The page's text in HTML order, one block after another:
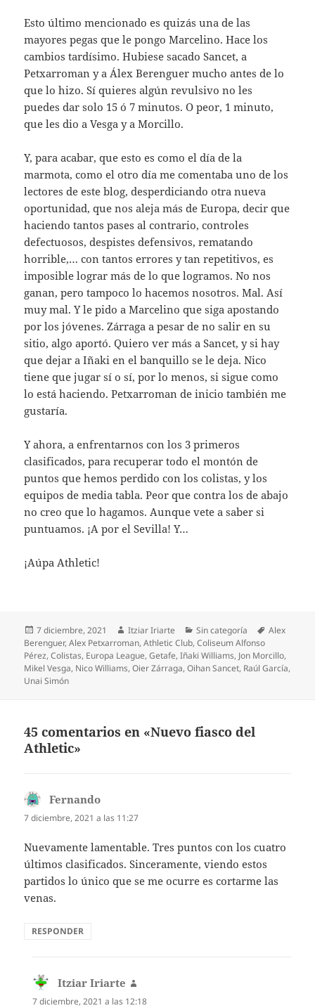
Esto último mencionado es quizás una de las
mayores pegas que le pongo Marcelino. Hace los
cambios tardísimo. Hubiese sacado Sancet, a
Petxarroman y a Álex Berenguer mucho antes de lo
que lo hizo. Sí quieres algún revulsivo no les
puedes dar solo 15 ó 7 minutos. O peor, 1 minuto,
que les dio a Vesga y a Morcillo.
Y, para acabar, que esto es como el día de la
marmota, como el otro día me comentaba uno de los
lectores de este blog, desperdiciando otra nueva
oportunidad, que nos aleja más de Europa, decir que
haciendo tantos pases al contrario, controles
defectuosos, despistes defensivos, rematando
horrible,… con tantos errores y tan repetitivos, es
imposible lograr más de lo que logramos. No nos
ganan, pero tampoco lo hacemos nosotros. Mal. Así
muy mal. Y le pido a Marcelino que siga apostando
por los jóvenes. Zárraga a pesar de no salir en su
sitio, algo aportó. Quiero ver más a Sancet, y si hay
que dejar a Iñaki en el banquillo se le deja. Nico
tiene que jugar sí o sí, por lo menos, si sigue como
lo está haciendo. Petxarroman de inicio también me
gustaría.
Y ahora, a enfrentarnos con los 3 primeros
clasificados, para recuperar todo el montón de
puntos que hemos perdido con los colistas, y los
equipos de media tabla. Peor que contra los de abajo
no creo que lo hagamos. Aunque vete a saber si
puntuamos. ¡A por el Sevilla! Y…
¡Aúpa Athletic!
Publicado
el
7 diciembre, 2021 Autor
Itziar Iriarte Categorías
Sin categoría Etiquetas
Alex
Berenguer,Alex Petxarroman,Athletic Club,Coliseum Alfonso
Pérez,Colistas, Europa League,Getafe,Iñaki Williams, Jon Morcillo,
Mikel Vesga, Nico Williams,Oier Zárraga,Oihan Sancet, Raúl García,
Unai Simón
45 comentarios en «Nuevo fiasco del
Athletic»
Fernando
7 diciembre, 2021 a las 11:27
Nuevamente lamentable. Tres puntos con los cuatro
últimos clasificados. Sinceramente, viendo estos
partidos lo único que se me ocurre es cortarme las
venas.
RESPONDER
Itziar Iriarte
7 diciembre, 2021 a las 12:18